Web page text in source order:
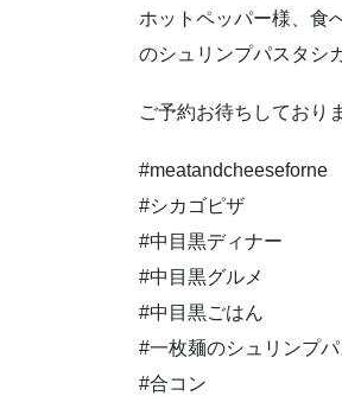
ホットペッパー様、食
のシュリンプパスタシ
ご予約お待ちしており
#meatandcheeseforne
#シカゴピザ
#中目黒ディナー
#中目黒グルメ
#中目黒ごはん
#一枚麺のシュリンプ
#合コン